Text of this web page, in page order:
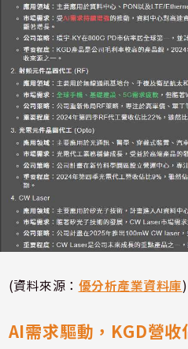
(資料來源： 優分析產業資料庫)
AI需求驅動，KGD營收